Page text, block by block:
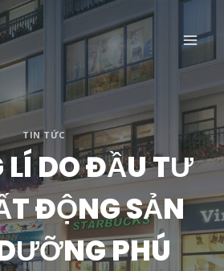
TIN TỨC
DO ĐẦU TƯ
ĐỘNG SẢN
PHÚ